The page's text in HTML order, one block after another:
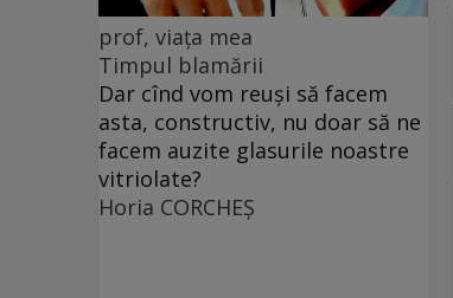
prof, viața mea
Timpul blamării
Dar cînd vom reuși să facem
asta, constructiv, nu doar să ne
facem auzite glasurile noastre
vitriolate?
Horia CORCHEŞ